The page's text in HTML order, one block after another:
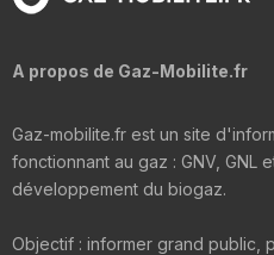
A propos de Gaz-Mobilite.fr
Gaz-mobilite.fr est un site
fonctionnant au gaz : GNV, GNL
développement du biogaz.
Objectif : informer grand public,